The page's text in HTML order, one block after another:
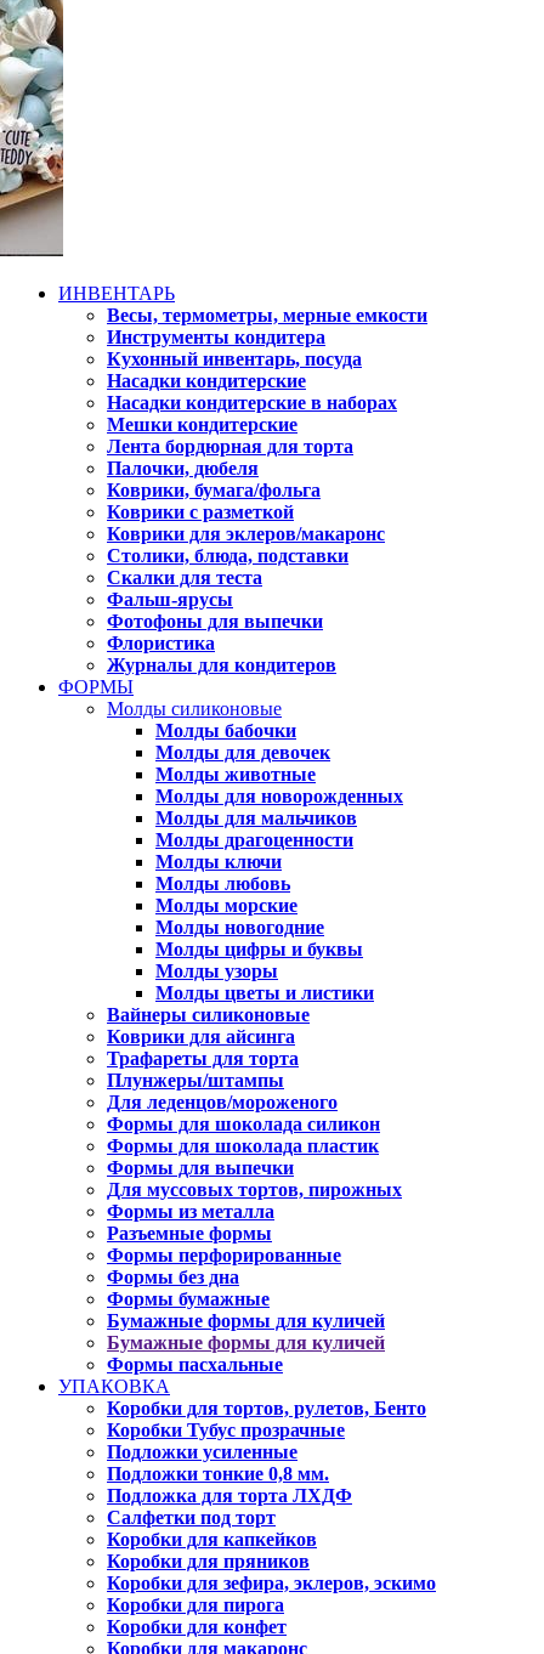
ИНВЕНТАРЬ
Весы, термометры, мерные емкости
Инструменты кондитера
Кухонный инвентарь, посуда
Насадки кондитерские
Насадки кондитерские в наборах
Мешки кондитерские
Лента бордюрная для торта
Палочки, дюбеля
Коврики, бумага/фольга
Коврики с разметкой
Коврики для эклеров/макаронс
Столики, блюда, подставки
Скалки для теста
Фальш-ярусы
Фотофоны для выпечки
Флористика
Журналы для кондитеров
ФОРМЫ
Молды силиконовые
Молды бабочки
Молды для девочек
Молды животные
Молды для новорожденных
Молды для мальчиков
Молды драгоценности
Молды ключи
Молды любовь
Молды морские
Молды новогодние
Молды цифры и буквы
Молды узоры
Молды цветы и листики
Вайнеры силиконовые
Коврики для айсинга
Трафареты для торта
Плунжеры/штампы
Для леденцов/мороженого
Формы для шоколада силикон
Формы для шоколада пластик
Формы для выпечки
Для муссовых тортов, пирожных
Формы из металла
Разъемные формы
Формы перфорированные
Формы без дна
Формы бумажные
Бумажные формы для куличей
Бумажные формы для куличей
Формы пасхальные
УПАКОВКА
Коробки для тортов, рулетов, Бенто
Коробки Тубус прозрачные
Подложки усиленные
Подложки тонкие 0,8 мм.
Подложка для торта ЛХДФ
Салфетки под торт
Коробки для капкейков
Коробки для пряников
Коробки для зефира, эклеров, эскимо
Коробки для пирога
Коробки для конфет
Коробки для макаронс